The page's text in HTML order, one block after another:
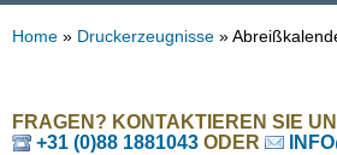
Home » Druckerzeugnisse »
FRAGEN? KONTAKTIEREN SIE
+31 (0)88 1881043 ODER